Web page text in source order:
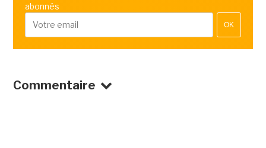
abonnés
OK
Commentaire